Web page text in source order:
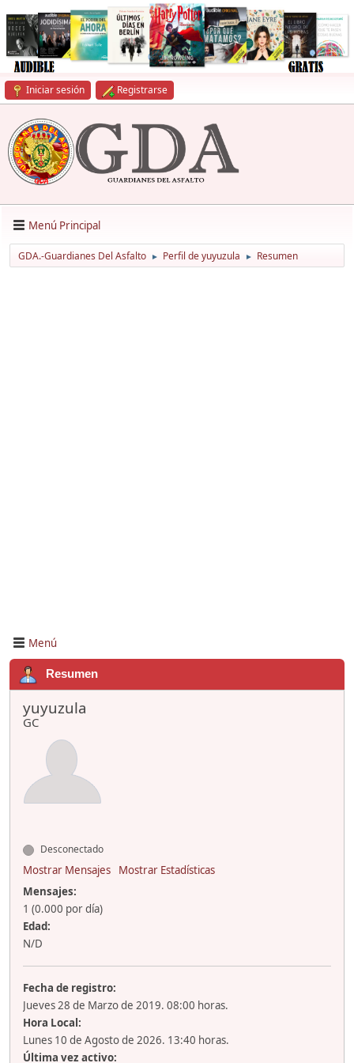
Iniciar sesión Registrarse
Menú Principal
GDA.-Guardianes Del Asfalto ► Perfil de yuyuzula ► Resumen
Menú
Resumen
yuyuzula
GC
Desconectado
Mostrar Mensajes
Mostrar Estadísticas
Mensajes:
1 (0.000 por día)
Edad:
N/D
Fecha de registro:
Jueves 28 de Marzo de 2019. 08:00 horas.
Hora Local:
Lunes 10 de Agosto de 2026. 13:40 horas.
Última vez activo: